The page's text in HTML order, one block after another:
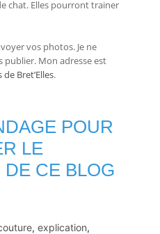
chat. Elles pourront trainer
vos photos. Je ne
publier. Mon adresse est
Bret’Elles.
POUR
LE
CE BLOG
, explication,